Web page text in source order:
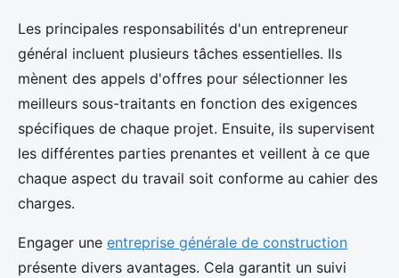
Les principales responsabilités d'un entrepreneur
général incluent plusieurs tâches essentielles. Ils
mènent des appels d'offres pour sélectionner les
meilleurs sous-traitants en fonction des exigences
spécifiques de chaque projet. Ensuite, ils supervisent
les différentes parties prenantes et veillent à ce que
chaque aspect du travail soit conforme au cahier des
charges.
Engager une entreprise générale de construction
présente divers avantages. Cela garantit un suivi